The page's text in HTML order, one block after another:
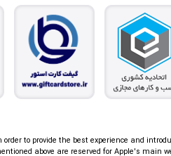
to provide the best experience and
above are reserved for Apple's main